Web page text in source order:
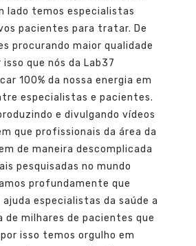
lado temos especialistas
pacientes para tratar. De
procurando maior qualidade
que nós da Lab37
100% da nossa energia em
especialistas e pacientes.
e divulgando vídeos
que profissionais da área da
de maneira descomplicada
pesquisadas no mundo
profundamente que
especialistas da saúde a
de milhares de pacientes que
isso temos orgulho em